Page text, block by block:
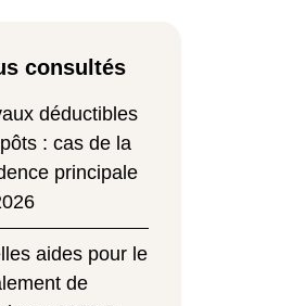
consultés
déductibles
: cas de la
principale
aides pour le
de